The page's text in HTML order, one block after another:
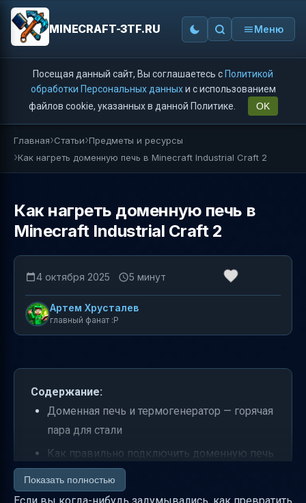
MINECRAFT-3TF.RU Меню
Посещая данный сайт, Вы соглашаетесь с Политикой
обработки Персональных данныхи с использованием
файлов cookie, указанных в данной Политике.
OK
Главная Статьи Предметы и ресурсы
Как нагреть доменную печь в Minecraft Industrial Craft 2
Как нагреть доменную печь в
Minecraft Industrial Craft 2
4 октября 2025 5 минут
Артем Хрусталев
главный фанат :P
Содержание:
Доменная печь и термогенератор — горячая
пара для стали
Как правильно подключить доменную печь
к термогенератору
Капсулы сжатого воздуха — зачем они
Показать полностью